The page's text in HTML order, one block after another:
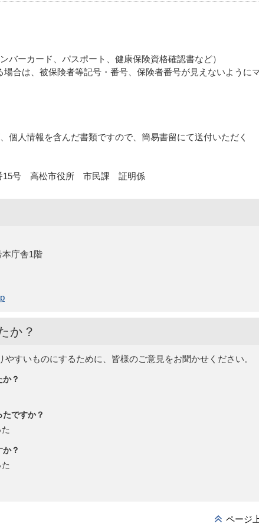
バーカード、パスポート、健康保険資格確認書など）
は、被保険者等記号・番号、保険者番号が見えないように
人情報を含んだ書類ですので、簡易書留にて送付いただく
号 高松市役所 市民課 証明係
庁舎1階
か？
すいものにするために、皆様のご意見をお聞かせください。
？
ですか？
？
ページ